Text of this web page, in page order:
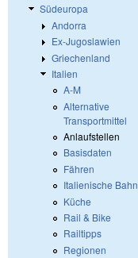
Südeuropa
Andorra
Ex-Jugoslawien
Griechenland
Italien
A-M
Alternative
Transportmittel
Anlaufstellen
Basisdaten
Fähren
Italienische Bahn
Küche
Rail & Bike
Railtipps
Regionen